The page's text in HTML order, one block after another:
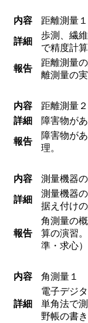
内容
距離測量１
詳細
歩測、繊
で精度計算
報告
距離測量
離測量の実
内容
距離測量２
詳細
障害物が
報告
障害物が
理。
内容
測量機器
詳細
測量機器
据え付けの
報告
角測量の
算の演習
準・求心
内容
角測量１
詳細
電子デジ
単角法で
野帳の書き